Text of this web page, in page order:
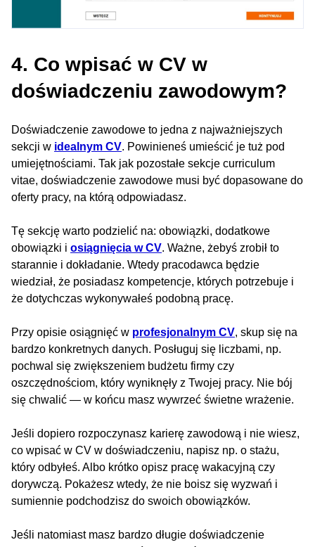
4. Co wpisać w CV w
doświadczeniu zawodowym?
Doświadczenie zawodowe to jedna z najważniejszych
sekcji w idealnym CV. Powinieneś umieścić je tuż pod
umiejętnościami. Tak jak pozostałe sekcje curriculum
vitae, doświadczenie zawodowe musi być dopasowane do
oferty pracy, na którą odpowiadasz.
Tę sekcję warto podzielić na: obowiązki, dodatkowe
obowiązki i osiągnięcia w CV. Ważne, żebyś zrobił to
starannie i dokładanie. Wtedy pracodawca będzie
wiedział, że posiadasz kompetencje, których potrzebuje i
że dotychczas wykonywałeś podobną pracę.
Przy opisie osiągnięć w profesjonalnym CV, skup się na
bardzo konkretnych danych. Posługuj się liczbami, np.
pochwal się zwiększeniem budżetu firmy czy
oszczędnościom, który wyniknęły z Twojej pracy. Nie bój
się chwalić — w końcu masz wywrzeć świetne wrażenie.
Jeśli dopiero rozpoczynasz karierę zawodową i nie wiesz,
co wpisać w CV w doświadczeniu, napisz np. o stażu,
który odbyłeś. Albo krótko opisz pracę wakacyjną czy
dorywczą. Pokażesz wtedy, że nie boisz się wyzwań i
sumiennie podchodzisz do swoich obowiązków.
Jeśli natomiast masz bardzo długie doświadczenie